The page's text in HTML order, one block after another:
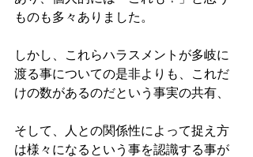
ものも多々ありました。
しかし、これらハラスメントが多岐に
渡る事についての是非よりも、これだ
けの数があるのだという事実の共有、
そして、人との関係性によって捉え方
は様々になるという事を認識する事が